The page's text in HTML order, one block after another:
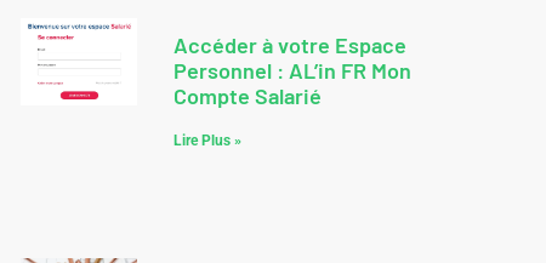
Accéder à votre Espace
Personnel : AL’in FR Mon
Compte Salarié
Lire Plus »